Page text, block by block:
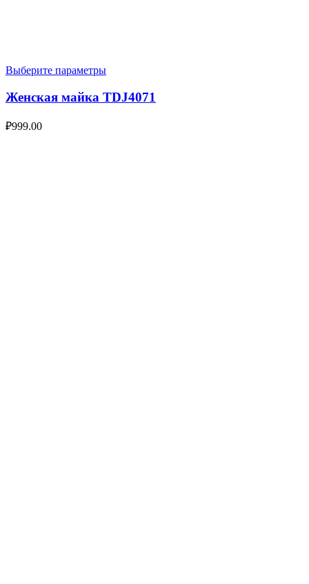
Выберите параметры
Женская майка TDJ4071
₽999.00